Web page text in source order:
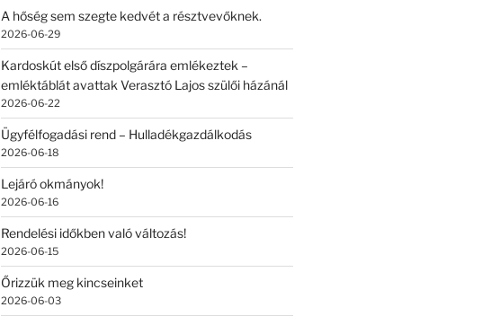
A hőség sem szegte kedvét a résztvevőknek.
2026-06-29
Kardoskút első díszpolgárára emlékeztek –
emléktáblát avattak Verasztó Lajos szülői házánál
2026-06-22
Ügyfélfogadási rend – Hulladékgazdálkodás
2026-06-18
Lejáró okmányok!
2026-06-16
Rendelési időkben való változás!
2026-06-15
Őrizzük meg kincseinket
2026-06-03